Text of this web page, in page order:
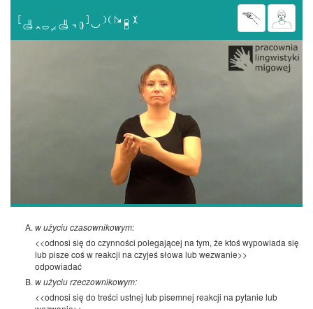

w użyciu czasownikowym:
<<odnosi się do czynności polegającej na tym, że ktoś wypowiada się
lub pisze coś w reakcji na czyjeś słowa lub wezwanie>>
odpowiadać
w użyciu rzeczownikowym:
<<odnosi się do treści ustnej lub pisemnej reakcji na pytanie lub